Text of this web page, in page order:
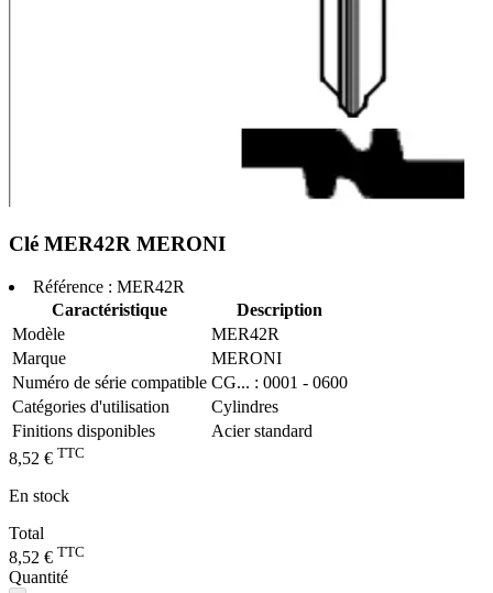
Clé MER42R MERONI
Référence : MER42R
Caractéristique
Description
Modèle
MER42R
Marque
MERONI
Numéro de série compatible CG... : 0001 - 0600
Catégories d'utilisation
Cylindres
Finitions disponibles
Acier standard
8,52 € TTC
En stock
Total
8,52 € TTC
Quantité